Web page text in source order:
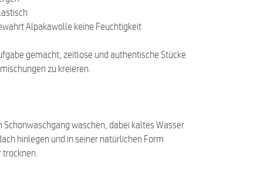
Alpakawolle keine Feuchtigkeit
gemacht, zeitlose und authentische Stücke
zu kreieren.
waschen, dabei kaltes Wasser
hinlegen und in seiner natürlichen Form